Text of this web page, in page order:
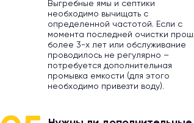
Выгребные ямы и септики
необходимо вычищать с
определенной частотой. Если с
момента последней очистки
более 3-х лет или обслуживание
проводилось не регулярно –
потребуется дополнительная
промывка емкости (для этого
необходимо привезти воду).